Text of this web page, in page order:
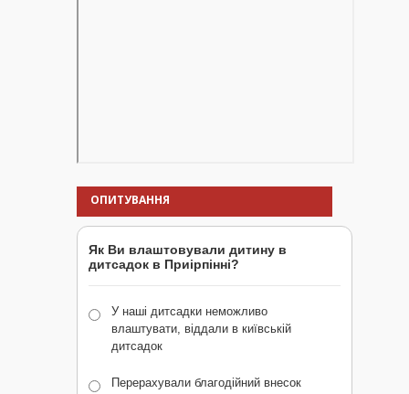
ОПИТУВАННЯ
Як Ви влаштовували дитину в
дитсадок в Приірпінні?
У наші дитсадки неможливо
влаштувати, віддали в київській
дитсадок
Перерахували благодійний внесок